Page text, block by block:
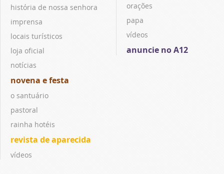
história de nossa senhora
imprensa
locais turísticos
loja oficial
notícias
novena e festa
o santuário
pastoral
rainha hotéis
revista de aparecida
vídeos
orações
papa
vídeos
anuncie no A12